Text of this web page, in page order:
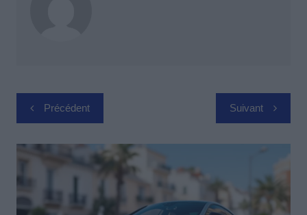
Navigation
de
l’article
Précédent Suivant